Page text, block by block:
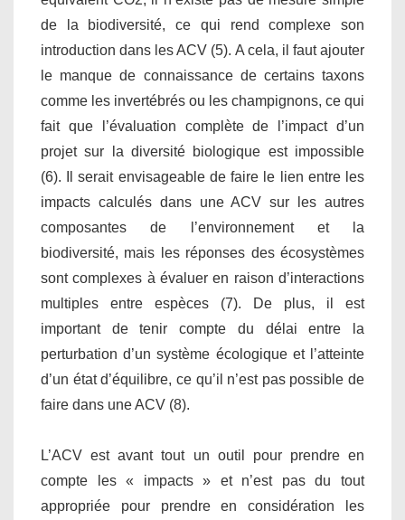
de la biodiversité, ce qui rend complexe son
introduction dans les ACV (5). A cela, il faut ajouter
le manque de connaissance de certains taxons
comme les invertébrés ou les champignons, ce qui
fait que l’évaluation complète de l’impact d’un
projet sur la diversité biologique est impossible
(6). Il serait envisageable de faire le lien entre les
impacts calculés dans une ACV sur les autres
composantes de l’environnement et la
biodiversité, mais les réponses des écosystèmes
sont complexes à évaluer en raison d’interactions
multiples entre espèces (7). De plus, il est
important de tenir compte du délai entre la
perturbation d’un système écologique et l’atteinte
d’un état d’équilibre, ce qu’il n’est pas possible de
faire dans une ACV (8).
L’ACV est avant tout un outil pour prendre en
compte les « impacts » et n’est pas du tout
appropriée pour prendre en considération les